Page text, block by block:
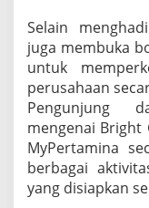
Selain
juga membuka
untuk
perusahaan
Pengunjung
mengenai Bright
MyPertamina
berbagai
yang disiapkan